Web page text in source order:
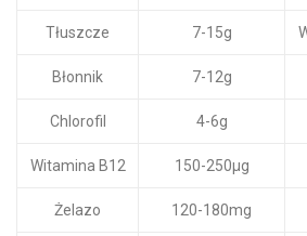
Tłuszcze 7-15g
Błonnik 7-12g
Chlorofil 4-6g
Witamina B12 150-250μg
Żelazo 120-180mg